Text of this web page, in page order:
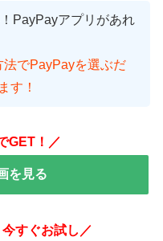
PayPayアプリがあれ
でPayPayを選ぶだ
す！
GET！／
を見る
すぐお試し／